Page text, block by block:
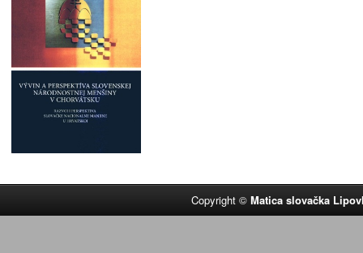
Copyright ©Matica slovačka